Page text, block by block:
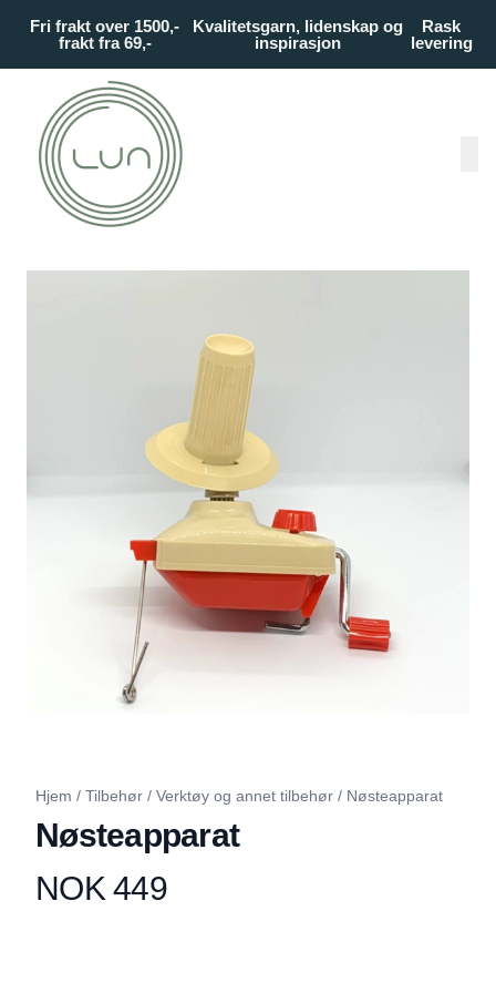
Fri frakt over 1500,-
frakt fra 69,-
Kvalitetsgarn, lidenskap og
inspirasjon
Rask
levering
Hjem / Tilbehør / Verktøy og annet tilbehør / Nøsteapparat
Nøsteapparat
Produktdetaljer
NOK 449